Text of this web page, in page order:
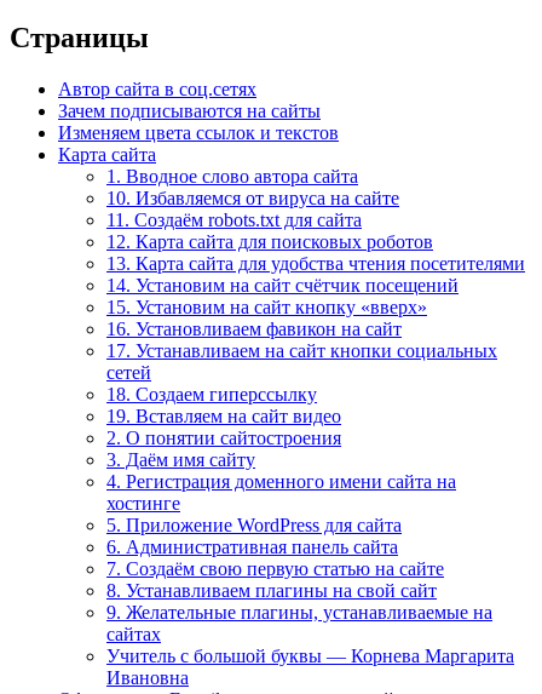
Страницы
Автор сайта в соц.сетях
Зачем подписываются на сайты
Изменяем цвета ссылок и текстов
Карта сайта
1. Вводное слово автора сайта
10. Избавляемся от вируса на сайте
11. Создаём robots.txt для сайта
12. Карта сайта для поисковых роботов
13. Карта сайта для удобства чтения посетителями
14. Установим на сайт счётчик посещений
15. Установим на сайт кнопку «вверх»
16. Установливаем фавикон на сайт
17. Устанавливаем на сайт кнопки социальных
сетей
18. Создаем гиперссылку
19. Вставляем на сайт видео
2. О понятии сайтостроения
3. Даём имя сайту
4. Регистрация доменного имени сайта на
хостинге
5. Приложение WordPress для сайта
6. Административная панель сайта
7. Создаём свою первую статью на сайте
8. Устанавливаем плагины на свой сайт
9. Желательные плагины, устанавливаемые на
сайтах
Учитель с большой буквы — Корнева Маргарита
Ивановна